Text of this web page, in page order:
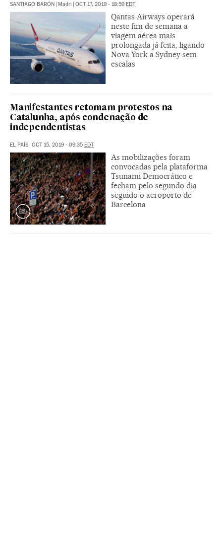
SANTIAGO BARÓN | Madri | OCT 17, 2019 - 18:59 EDT
Qantas Airways operará
neste fim de semana a
viagem aérea mais
prolongada já feita, ligando
Nova York a Sydney sem
escalas
Manifestantes retomam protestos na
Catalunha, após condenação de
independentistas
EL PAÍS | OCT 15, 2019 - 09:35 EDT
As mobilizações foram
convocadas pela plataforma
Tsunami Democrático e
fecham pelo segundo dia
seguido o aeroporto de
Barcelona